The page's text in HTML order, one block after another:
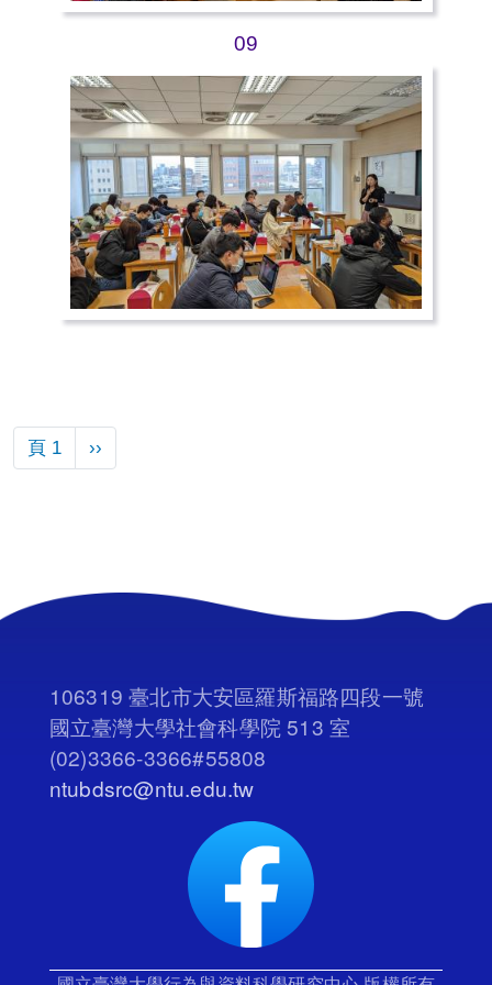
09
Pagination
頁 1 下一頁
››
106319 臺北市大安區羅斯福路四段一號
國立臺灣大學社會科學院 513 室
(02)3366-3366#55808
ntubdsrc@ntu.edu.tw